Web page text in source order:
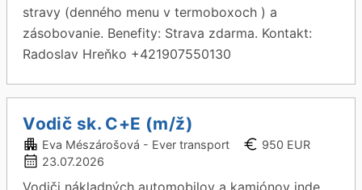
stravy (denného menu v termoboxoch ) a
zásobovanie. Benefity: Strava zdarma. Kontakt:
Radoslav Hreňko +421907550130
Vodič sk. C+E (m/ž)
Eva Mészárošová - Ever transport
950 EUR
23.07.2026
Vodiči nákladných automobilov a kamiónov inde